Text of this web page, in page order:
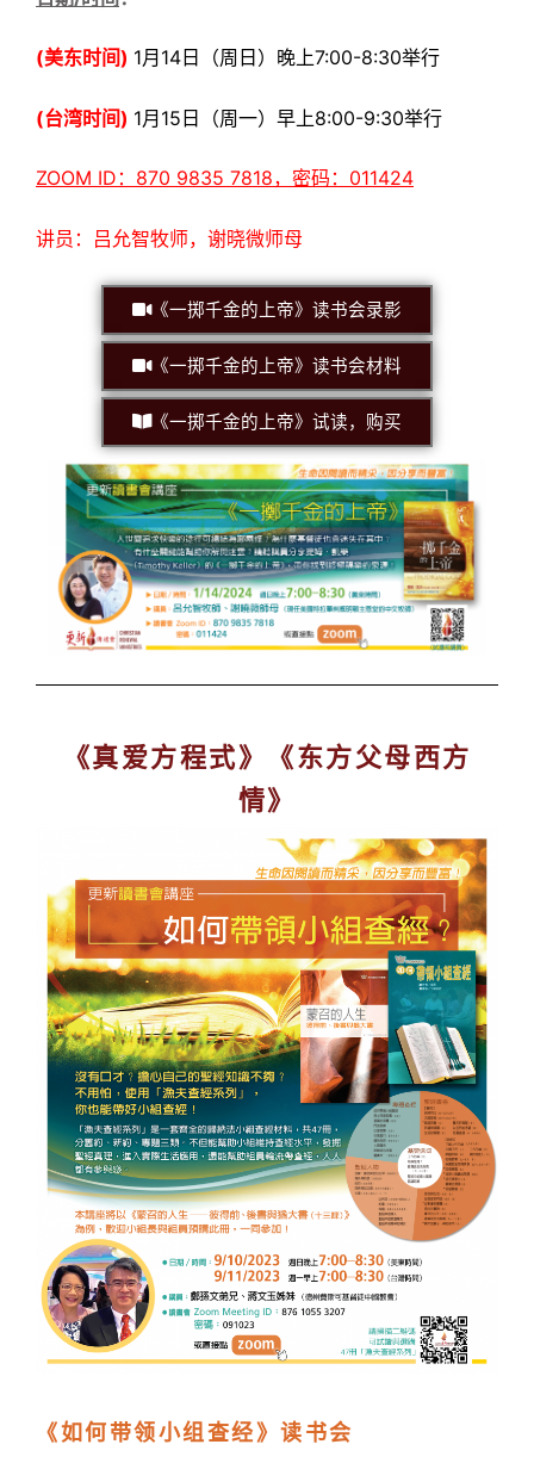
(美东时间) 1月14日（周日）晚上7:00-8:30举行
(台湾时间) 1月15日（周一）早上8:00-9:30举行
ZOOM ID：870 9835 7818，密码：011424
讲员：吕允智牧师，谢晓微师母
《一掷千金的上帝》读书会录影
《一掷千金的上帝》读书会材料
《一掷千金的上帝》试读，购买
《真爱方程式》《东方父母西方
情》
《如何带领小组查经》读书会